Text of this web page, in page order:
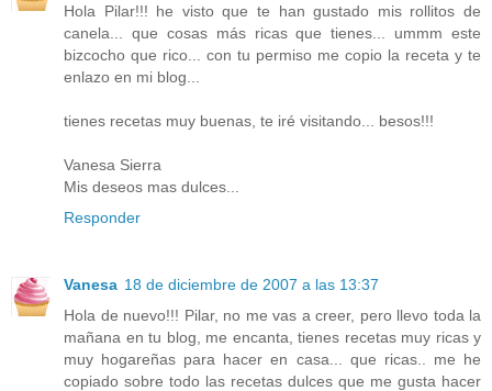
Hola Pilar!!! he visto que te han gustado mis rollitos de
canela... que cosas más ricas que tienes... ummm este
bizcocho que rico... con tu permiso me copio la receta y te
enlazo en mi blog...
tienes recetas muy buenas, te iré visitando... besos!!!
Vanesa Sierra
Mis deseos mas dulces...
Responder
Vanesa 18 de diciembre de 2007 a las 13:37
Hola de nuevo!!! Pilar, no me vas a creer, pero llevo toda la
mañana en tu blog, me encanta, tienes recetas muy ricas y
muy hogareñas para hacer en casa... que ricas.. me he
copiado sobre todo las recetas dulces que me gusta hacer